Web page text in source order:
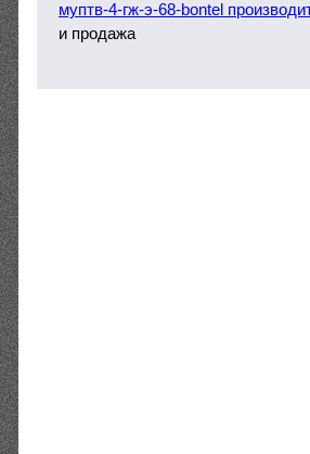
муптв-4-гж-э-68-bontel
и продажа